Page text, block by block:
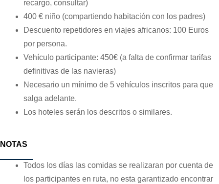
recargo, consultar)
400 € niño (compartiendo habitación con los padres)
Descuento repetidores en viajes africanos: 100 Euros
por persona.
Vehículo participante: 450€ (a falta de confirmar tarifas
definitivas de las navieras)
Necesario un mínimo de 5 vehículos inscritos para que
salga adelante.
Los hoteles serán los descritos o similares.
NOTAS
Todos los días las comidas se realizaran por cuenta de
los participantes en ruta, no esta garantizado encontrar